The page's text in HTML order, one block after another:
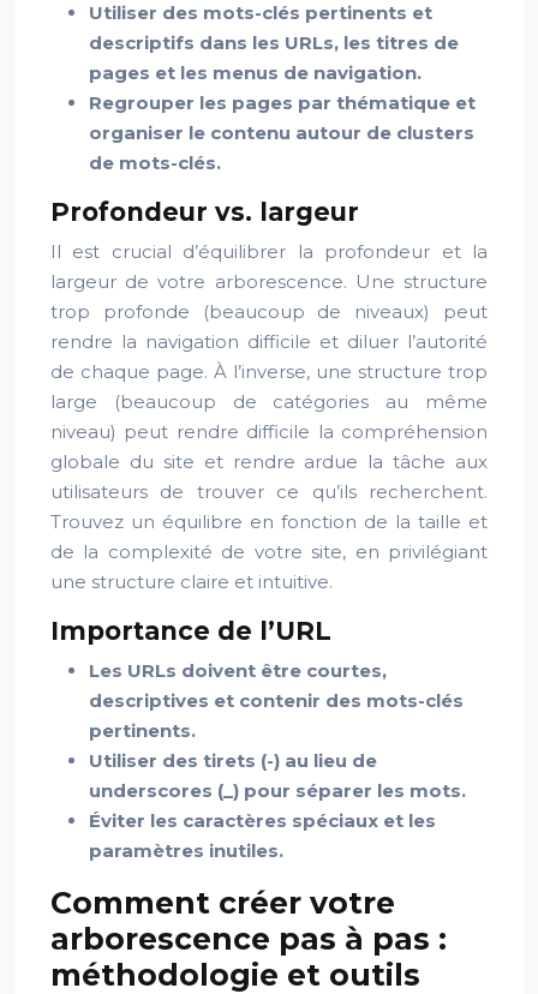
Utiliser des mots-clés pertinents et
descriptifs dans les URLs, les titres de
pages et les menus de navigation.
Regrouper les pages par thématique et
organiser le contenu autour de clusters
de mots-clés.
Profondeur vs. largeur
Il est crucial d’équilibrer la profondeur et la
largeur de votre arborescence. Une structure
trop profonde (beaucoup de niveaux) peut
rendre la navigation difficile et diluer l’autorité
de chaque page. À l’inverse, une structure trop
large (beaucoup de catégories au même
niveau) peut rendre difficile la compréhension
globale du site et rendre ardue la tâche aux
utilisateurs de trouver ce qu’ils recherchent.
Trouvez un équilibre en fonction de la taille et
de la complexité de votre site, en privilégiant
une structure claire et intuitive.
Importance de l’URL
Les URLs doivent être courtes,
descriptives et contenir des mots-clés
pertinents.
Utiliser des tirets (-) au lieu de
underscores (_) pour séparer les mots.
Éviter les caractères spéciaux et les
paramètres inutiles.
Comment créer votre
arborescence pas à pas :
méthodologie et outils